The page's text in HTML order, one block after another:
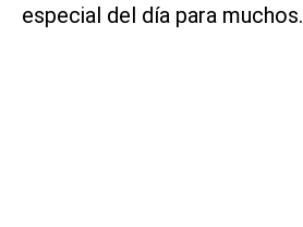
especial del día para muchos.